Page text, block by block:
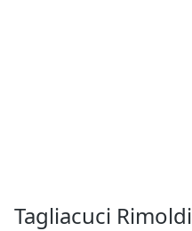
Tagliacuci Rimoldi